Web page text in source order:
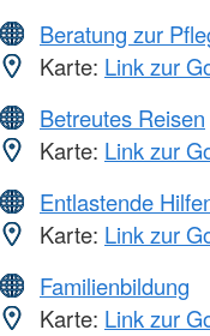
Beratung zur
Karte: Link zur
Betreutes Reisen
Karte: Link zur
Entlastende
Karte: Link zur
Familienbildung
Karte: Link zur